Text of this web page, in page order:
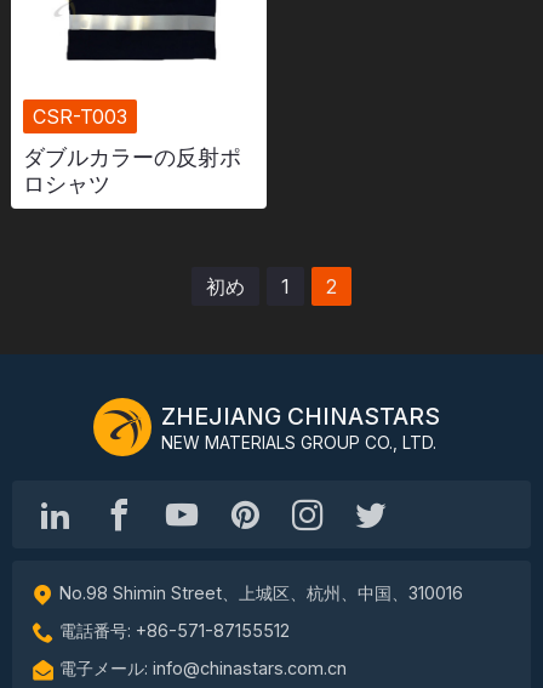
工業用ウォッシュトリム
新製品
リソース
接触
CSR-T003
ダブルカラーの反射ポ
ロシャツ
初め 1 2
ZHEJIANG CHINASTARS
NEW MATERIALS GROUP CO., LTD.
No.98 Shimin Street、上城区、杭州、中国、310016
電話番号: +86-571-87155512
電子メール: info@chinastars.com.cn